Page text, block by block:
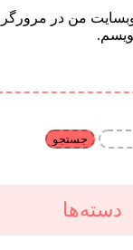
وبسایت من در
دسته‌ها